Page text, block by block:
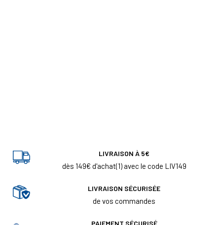
LIVRAISON À 5€
dès 149€ d'achat(1) avec le code LIV149
LIVRAISON SÉCURISÉE
de vos commandes